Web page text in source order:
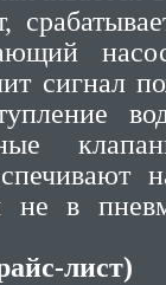
сигнал
не в
лист)